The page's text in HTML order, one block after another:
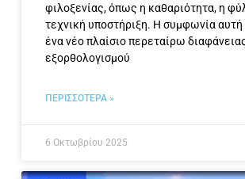
φιλοξενίας, όπως η καθαριότητα, η
τεχνική υποστήριξη. Η συμφωνία αυτή
ένα νέο πλαίσιο περεταίρω
εξορθολογισμού
ΠΕΡΙΣΣΟΤΕΡΑ »
6 Οκτωβρίου 2025